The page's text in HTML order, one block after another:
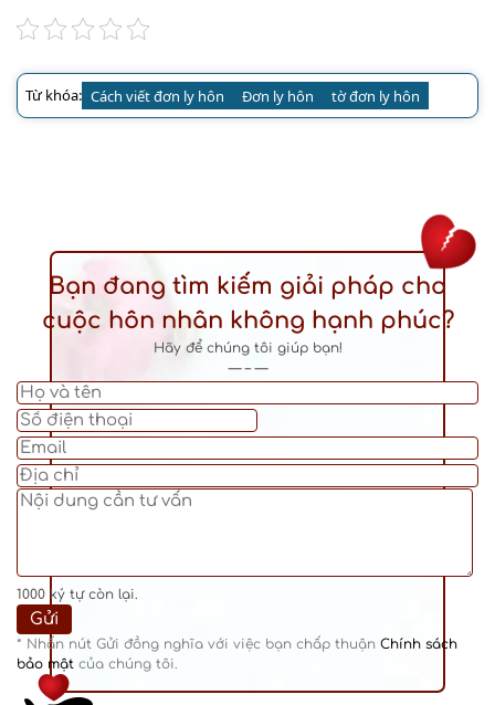
Từ khóa: Cách viết đơn ly hôn Đơn ly hôn tờ đơn ly hôn
Bạn đang tìm kiếm giải pháp cho
cuộc hôn nhân không hạnh phúc?
Hãy để chúng tôi giúp bạn!
— – —
1000 ký tự còn lại.
* Nhấn nút Gửi đồng nghĩa với việc bạn chấp thuận Chính sách
bảo mật của chúng tôi.